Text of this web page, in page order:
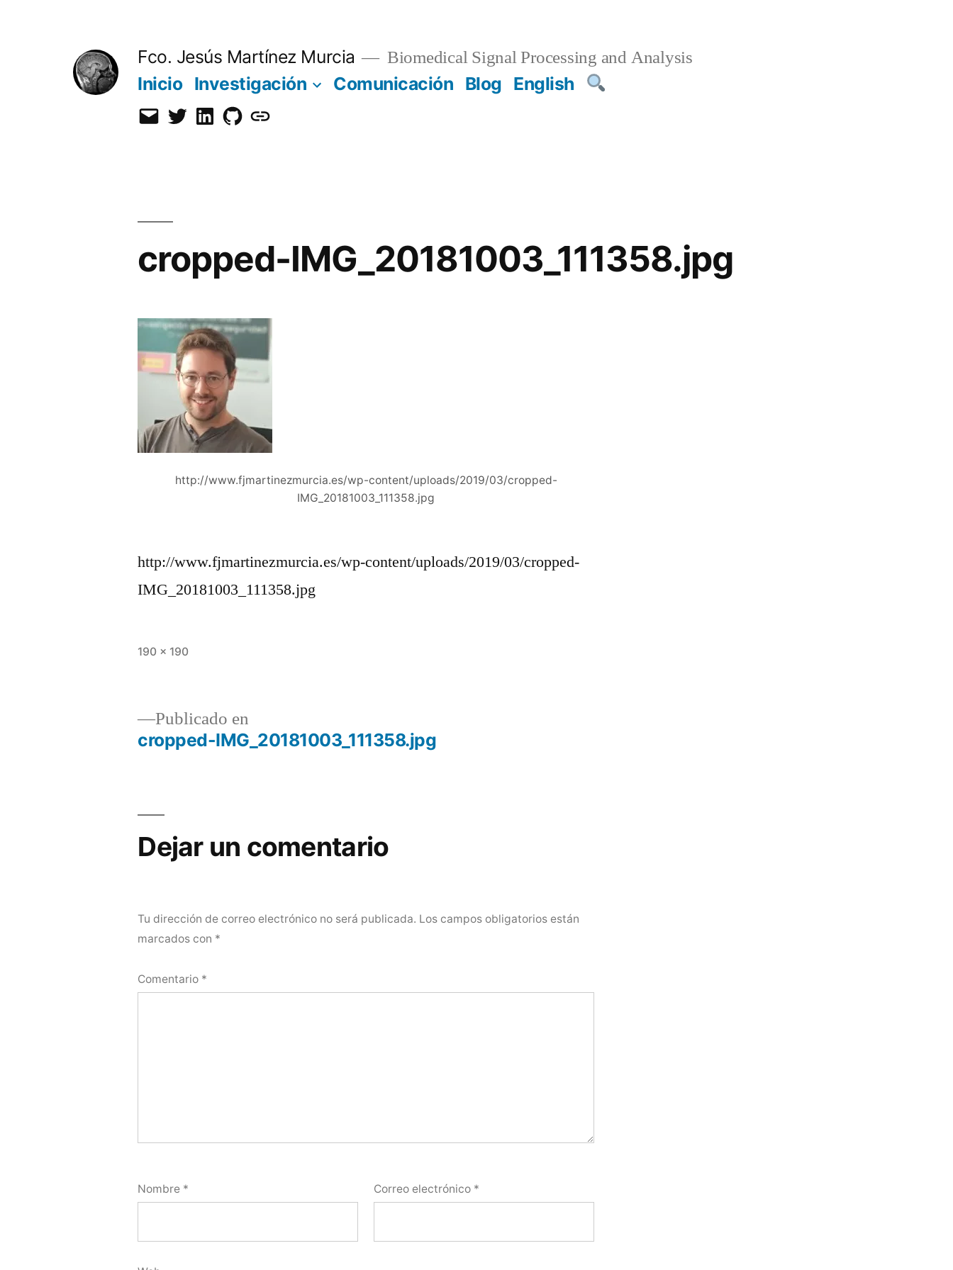
Fco. Jesús Martínez Murcia Biomedical Signal Processing and Analysis
Inicio Investigación Comunicación Blog English
EmailTwitterLinkedInGitHub
Orcid
cropped-IMG_20181003_111358.jpg
http://www.fjmartinezmurcia.es/wp-content/uploads/2019/03/cropped-
IMG_20181003_111358.jpg
http://www.fjmartinezmurcia.es/wp-content/uploads/2019/03/cropped-
IMG_20181003_111358.jpg
Tamaño
190 × 190
Navegación
entradas
Publicado en
cropped-IMG_20181003_111358.jpg
Dejar un comentario
Tu dirección de correo electrónico no será publicada. Los campos obligatorios están
marcados con *
Comentario *
Nombre * Correo electrónico *